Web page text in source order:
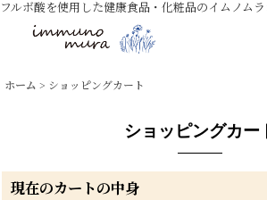
フルボ酸を使用した健康食品・化粧品のイムノム
ホーム > ショッピングカート
ショッピングカー
現在のカートの中身